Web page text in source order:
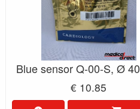
Blue sensor Q-00-S, Ø
€ 10.85